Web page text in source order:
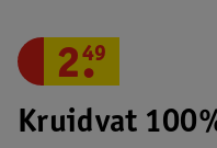
Kruidvat
2.
49